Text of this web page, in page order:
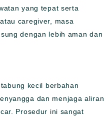
yang tepat serta
caregiver, masa
dengan lebih aman dan
kecil berbahan
dan menjaga aliran
Prosedur ini sangat